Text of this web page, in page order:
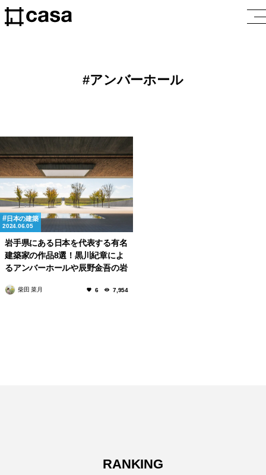
アンバーホール
日本の建築
2024.06.05
岩手県にある日本を代表する有名
建築家の作品8選！黒川紀章によ
るアンバーホールや辰野金吾の岩
柴田 菜月 6 7,954
RANKING